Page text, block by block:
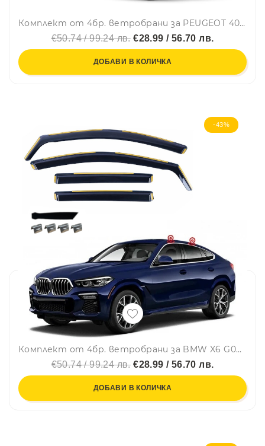
Комплект от 4бр. ветробрани за PEUGEOT 408 LSE 2022 г. +
€50.74 / 99.24 лв.€28.99 / 56.70 лв.
ДОБАВИ В КОЛИЧКА
-43%
Комплект от 4бр. ветробрани за BMW X6 G06 2019 - 2025 г.
€50.74 / 99.24 лв.€28.99 / 56.70 лв.
ДОБАВИ В КОЛИЧКА